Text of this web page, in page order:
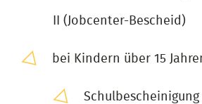
II (Jobcenter-Bescheid)
bei Kindern über 15
Schulbescheinigung